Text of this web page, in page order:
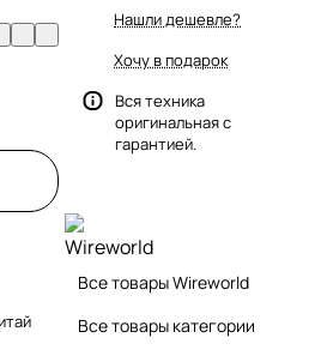
Нашли дешевле?
Хочу в подарок
Вся техника
оригинальная с
гарантией.
Все товары Wireworld
Все товары категории